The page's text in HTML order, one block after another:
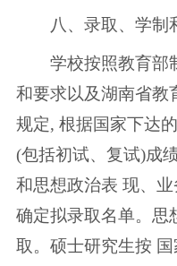
八、录取、学制
学校按照教育部制
和要求以及湖南省教
规定, 根据国家下达
(包括初试、复试)成
和思想政治表 现、
确定拟录取名单。思
取。硕士研究生按